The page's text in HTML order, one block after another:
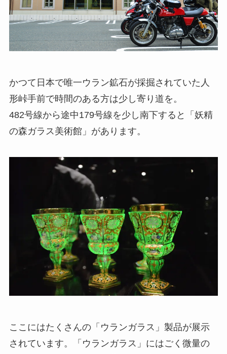
かつて日本で唯一ウラン鉱石が採掘されていた人
形峠手前で時間のある方は少し寄り道を。
482号線から途中179号線を少し南下すると「妖精
の森ガラス美術館」があります。
ここにはたくさんの「ウランガラス」製品が展示
されています。「ウランガラス」にはごく微量の